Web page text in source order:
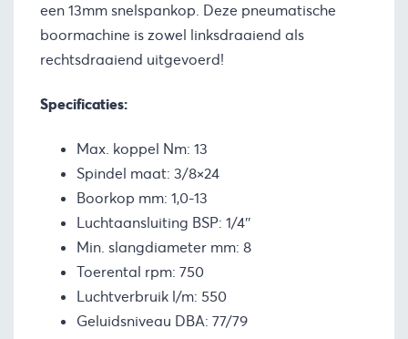
een 13mm snelspankop. Deze pneumatische
boormachine is zowel linksdraaiend als
rechtsdraaiend uitgevoerd!
Specificaties:
Max. koppel Nm: 13
Spindel maat: 3/8×24
Boorkop mm: 1,0-13
Luchtaansluiting BSP: 1/4″
Min. slangdiameter mm: 8
Toerental rpm: 750
Luchtverbruik l/m: 550
Geluidsniveau DBA: 77/79